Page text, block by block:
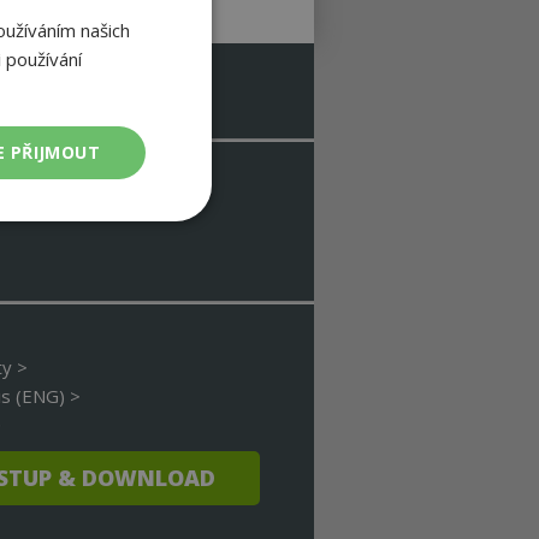
>
(ENG) >
& DOWNLOAD
našich
PŘIJMOUT
Nezařazené
správa účtu.